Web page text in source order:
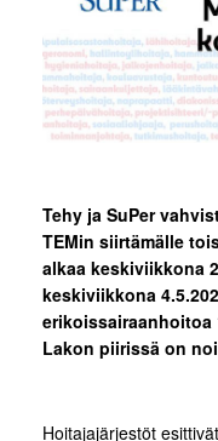
Tehy ja SuPer
TEMin siirtämälle
alkaa keskiviikkona
keskiviikkona
Lakon piirissä on
Hoitajajärjestöt